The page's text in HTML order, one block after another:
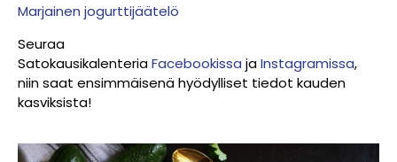
Marjainen jogurttijäätelö
Seuraa
SatokausikalenteriaFacebookissa jaInstagramissa,
niin saat ensimmäisenä hyödylliset tiedot kauden
kasviksista!